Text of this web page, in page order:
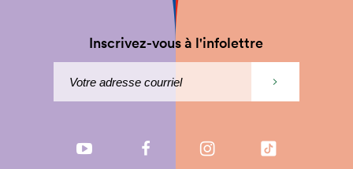
Inscrivez-vous à l'infolettre